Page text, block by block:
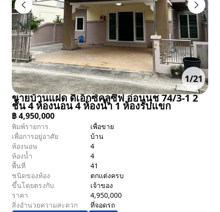
1/21
ขายบ้านแฝด ดิเอ็กซ์คลูซีฟ อ่อนนุช 74/3-1 2
ชั้น 4 ห้องนอน 4 ห้องน้ำ 1 ห้องรับแขก
฿4,950,000
พิมพ์รายการ
เพื่อขาย
เพื่อการอยู่อาศัย
บ้าน
ห้องนอน
4
ห้องน้ำ
4
พื้นที่
41
ชนิดของห้อง
ตกแต่งครบ
ขึ้นโดยตรงกับ
เจ้าของ
ราคา
4,950,000
สิ่งอำนวยความสะดวก
ที่จอดรถ